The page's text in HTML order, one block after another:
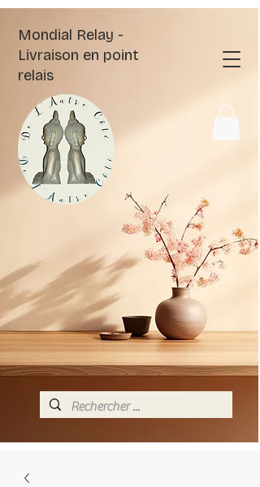
Mondial Relay -
Livraison en point
relais